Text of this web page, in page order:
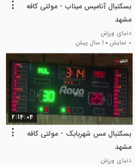
بسکتبال آنامیس میناب - مولتی کافه
مشهد
دنیای ورزش
0 نمایش
1 سال پیش
2:14:04
بسکتبال مس شهربابک - مولتی کافه
مشهد
دنیای ورزش